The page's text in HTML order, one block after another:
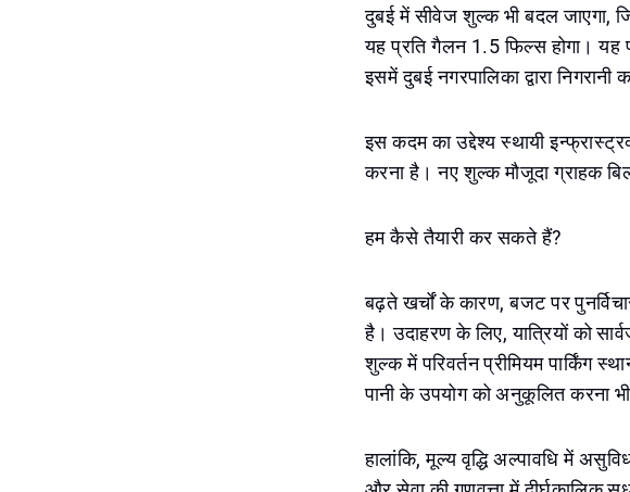
दुबई में सीवेज शुल्क भी बदल जाएगा,
यह प्रति गैलन 1.5 फिल्स होगा। यह
इसमें दुबई नगरपालिका द्वारा
इस कदम का उद्देश्य स्थायी
करना है। नए शुल्क मौजूदा ग्राहक
हम कैसे तैयारी कर सकते हैं?
बढ़ते खर्चों के कारण, बजट पर
है। उदाहरण के लिए, यात्रियों को
शुल्क में परिवर्तन प्रीमियम
पानी के उपयोग को अनुकूलित करना
हालांकि, मूल्य वृद्धि अल्पावधि में